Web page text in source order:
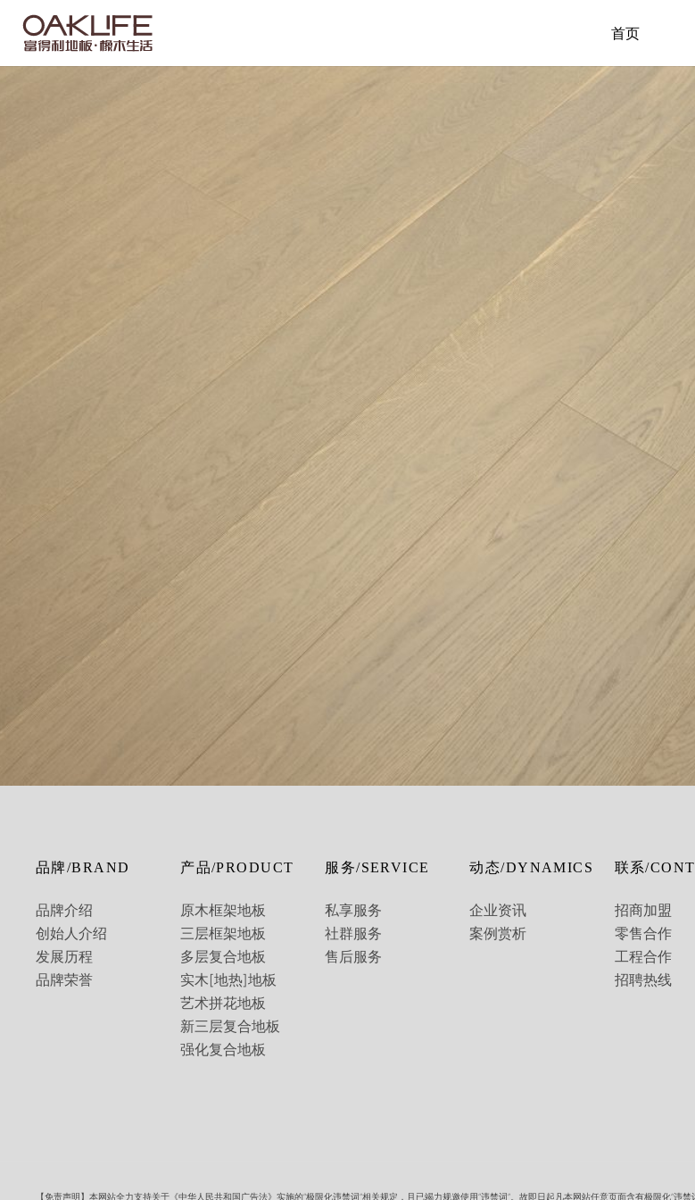
首页
品牌/BRAND
品牌介绍
创始人介绍
发展历程
品牌荣誉
产品/PRODUCT
原木框架地板
三层框架地板
多层复合地板
实木[地热]地板
艺术拼花地板
新三层复合地板
强化复合地板
服务/SERVICE
私享服务
社群服务
售后服务
动态/DYNAMICS
企业资讯
案例赏析
联系/
招商加盟
零售合作
工程合作
招聘热线
【免责声明】本网站全力支持关于《中华人民共和国广告法》实施的”极限化违禁词”相关规定，且已竭力规邀使用”违禁词”。故即日起凡本网站任意页面含有极限化”